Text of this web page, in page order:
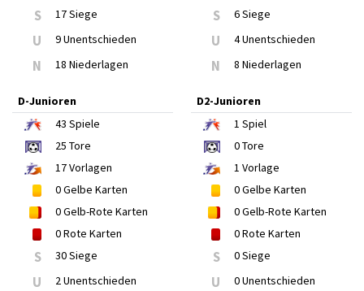
S 17 Siege
U 9 Unentschieden
N 18 Niederlagen
S 6 Siege
U 4 Unentschieden
N 8 Niederlagen
D-Junioren
43 Spiele
25 Tore
17Vorlagen
0Gelbe Karten
0Gelb-Rote Karten
0Rote Karten
S 30 Siege
U 2 Unentschieden
D2-Junioren
1 Spiel
0Tore
1 Vorlage
0Gelbe Karten
0Gelb-Rote Karten
0Rote Karten
S 0 Siege
U 0 Unentschieden